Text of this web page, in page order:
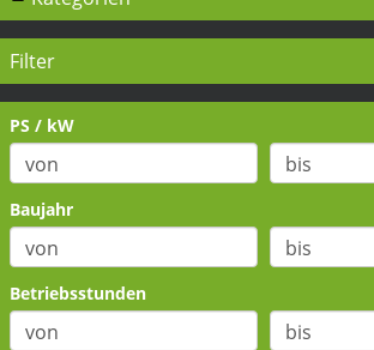
Filter
PS / kW
Baujahr
Betriebsstunden